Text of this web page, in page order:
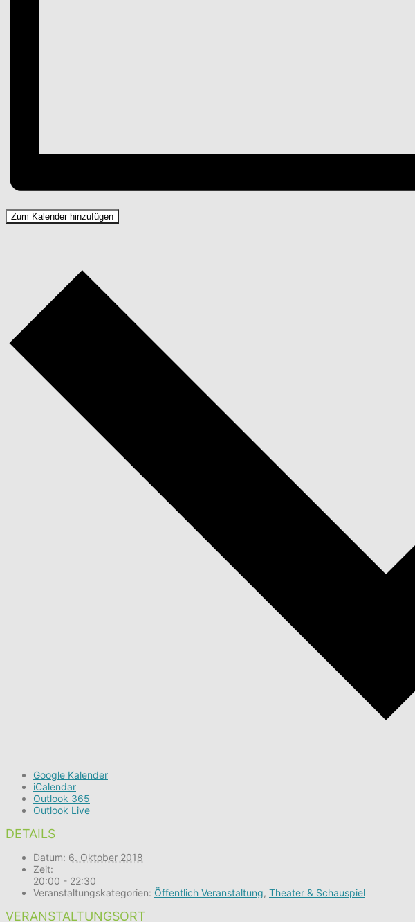
Zum Kalender hinzufügen
Google Kalender
iCalendar
Outlook 365
Outlook Live
DETAILS
Datum: 6. Oktober 2018
Zeit:
20:00 - 22:30
Veranstaltungskategorien: Öffentlich Veranstaltung, Theater & Schauspiel
VERANSTALTUNGSORT